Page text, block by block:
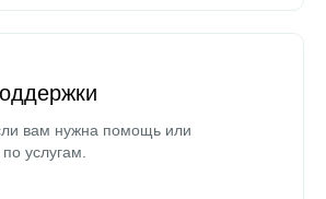
вам нужна помощь или
услугам.